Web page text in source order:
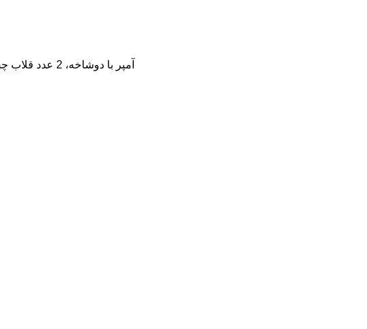
لیست بسته بندی: 1 عدد تابلوی نئون بستنی، منبع تغذیه 1x3 آمپر با دوشاخه، 2 عدد قلاب چسبناک شفاف (ارسال 1 کنترل از راه دور رایگان برای کاهش نور)